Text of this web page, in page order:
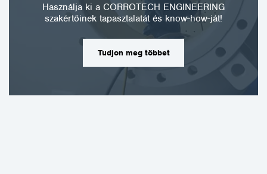
Használja ki a CORROTECH ENGINEERING
szakértőinek tapasztalatát és know-how-ját!
Tudjon meg többet